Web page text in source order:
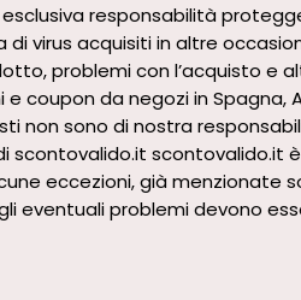
responsabilità
virus acquisiti in altre
problemi con l’acquisto e
coupon da negozi in Spagna,
non sono di nostra
scontovalido.it scontovalido.it
eccezioni, già menzionate
eventuali problemi devono